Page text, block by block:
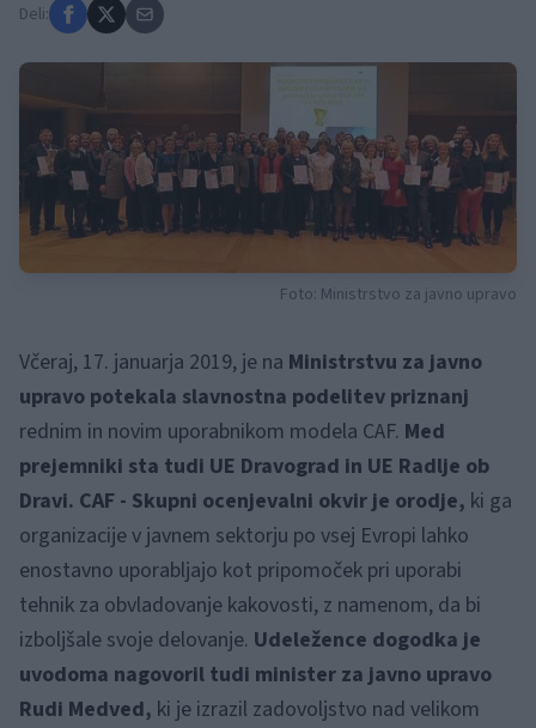
Deli:
Foto: Ministrstvo za javno upravo
Včeraj, 17. januarja 2019, je na Ministrstvu za javno
upravo potekala slavnostna podelitev priznanj
rednim in novim uporabnikom modela CAF. Med
prejemniki sta tudi UE Dravograd in UE Radlje ob
Dravi. CAF - Skupni ocenjevalni okvir je orodje, ki ga
organizacije v javnem sektorju po vsej Evropi lahko
enostavno uporabljajo kot pripomoček pri uporabi
tehnik za obvladovanje kakovosti, z namenom, da bi
izboljšale svoje delovanje. Udeležence dogodka je
uvodoma nagovoril tudi minister za javno upravo
Rudi Medved, ki je izrazil zadovoljstvo nad velikom